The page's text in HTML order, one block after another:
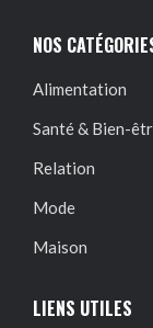
NOS
Alimentation
Santé & Bien-
Relation
Mode
Maison
LIENS UTILES